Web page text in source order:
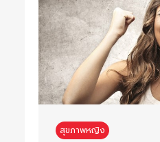
สุขภาพหญิง